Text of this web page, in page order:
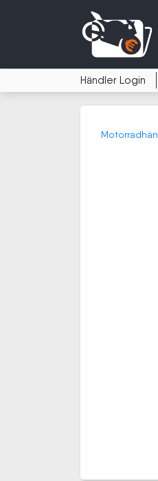
Händler Login